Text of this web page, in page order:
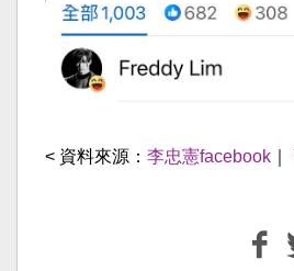
< 資料來源： 李忠憲facebook